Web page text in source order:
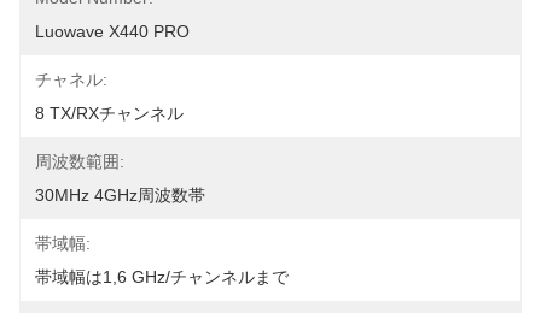
Luowave X440 PRO
チャネル:
8 TX/RXチャンネル
周波数範囲:
30MHz 4GHz周波数帯
帯域幅:
帯域幅は1,6 GHz/チャンネルまで